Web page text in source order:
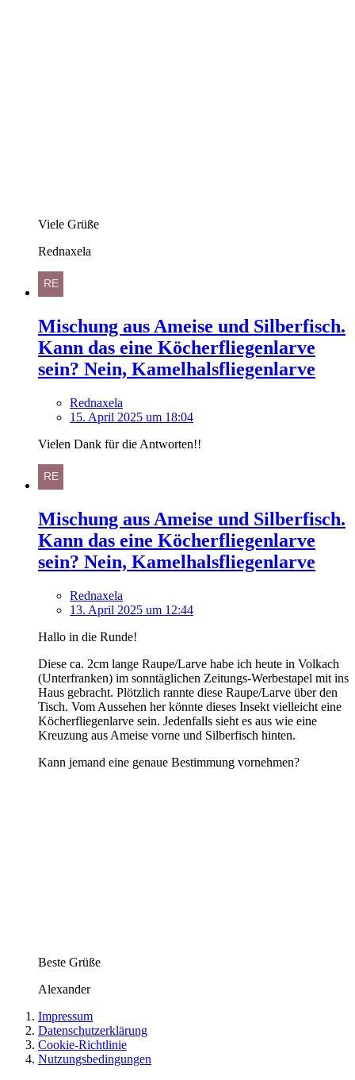
Viele Grüße
Rednaxela
Mischung aus Ameise und Silberfisch.
Kann das eine Köcherfliegenlarve
sein? Nein, Kamelhalsfliegenlarve
Rednaxela
15. April 2025 um 18:04
Vielen Dank für die Antworten!!
Mischung aus Ameise und Silberfisch.
Kann das eine Köcherfliegenlarve
sein? Nein, Kamelhalsfliegenlarve
Rednaxela
13. April 2025 um 12:44
Hallo in die Runde!
Diese ca. 2cm lange Raupe/Larve habe ich heute in Volkach
(Unterfranken) im sonntäglichen Zeitungs-Werbestapel mit ins
Haus gebracht. Plötzlich rannte diese Raupe/Larve über den
Tisch. Vom Aussehen her könnte dieses Insekt vielleicht eine
Köcherfliegenlarve sein. Jedenfalls sieht es aus wie eine
Kreuzung aus Ameise vorne und Silberfisch hinten.
Kann jemand eine genaue Bestimmung vornehmen?
Beste Grüße
Alexander
Impressum
Datenschutzerklärung
Cookie-Richtlinie
Nutzungsbedingungen